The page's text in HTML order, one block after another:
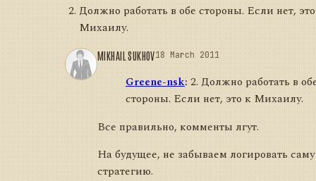
Должно работать в обе стороны. Если нет,
Михаилу.
MIKHAIL SUKHOV18 March 2011
Greene-nsk: 2. Должно работать в
стороны. Если нет, это к Михаилу.
Все правильно, комменты лгут.
На будущее, не забываем логировать саму
стратегию.